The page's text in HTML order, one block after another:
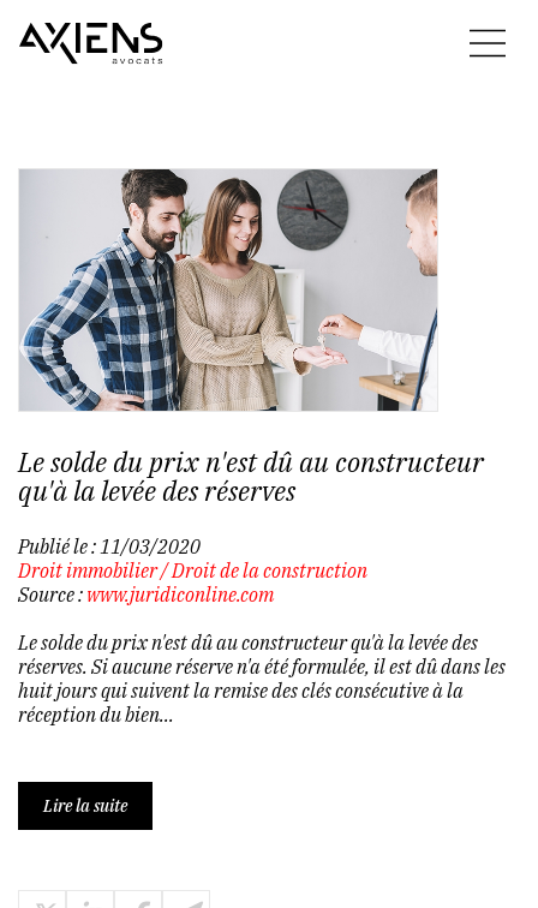
Le solde du prix n'est dû au constructeur
qu'à la levée des réserves
Publié le : 11/03/2020
Droit immobilier/Droit de la construction
Source : www.juridiconline.com
Le solde du prix n'est dû au constructeur qu'à la levée des
réserves. Si aucune réserve n'a été formulée, il est dû dans les
huit jours qui suivent la remise des clés consécutive à la
réception du bien...
Lire la suite